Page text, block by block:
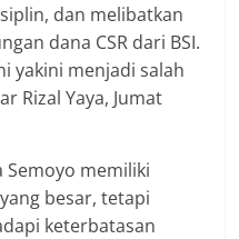
dan melibatkan
dana CSR dari BSI.
yakini menjadi salah
Rizal Yaya, Jumat
Semoyo memiliki
besar, tetapi
keterbatasan